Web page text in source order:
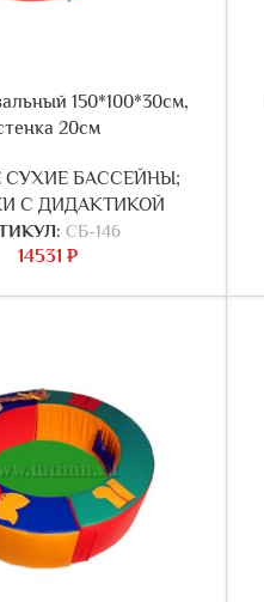
150*100*30см,
20см
СУХИЕ БАССЕЙНЫ;
С ДИДАКТИКОЙ
СБ-146
14531₽